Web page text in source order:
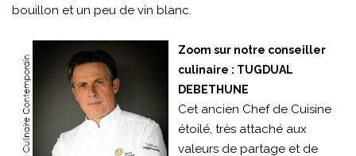
bouillon et un peu de vin blanc.
Zoom sur notre conseiller
culinaire : TUGDUAL
DEBETHUNE
Cet ancien Chef de Cuisine
étoilé, très attaché aux
valeurs de partage et de